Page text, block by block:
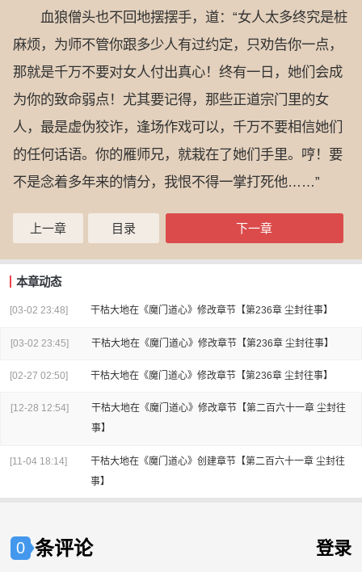
血狼僧头也不回地摆摆手，道：“女人太多终究是桩
麻烦，为师不管你跟多少人有过约定，只劝告你一点，
那就是千万不要对女人付出真心！终有一日，她们会成
为你的致命弱点！尤其要记得，那些正道宗门里的女
人，最是虚伪狡诈，逢场作戏可以，千万不要相信她们
的任何话语。你的雁师兄，就栽在了她们手里。哼！要
不是念着多年来的情分，我恨不得一掌打死他……”
上一章 目录 下一章
本章动态
[03-02 23:48] 干枯大地在 《魔门道心》 修改章节 【第236章 尘封往事】
[03-02 23:45] 干枯大地在 《魔门道心》 修改章节 【第236章 尘封往事】
[02-27 02:50] 干枯大地在 《魔门道心》 修改章节 【第236章 尘封往事】
[12-28 12:54] 干枯大地在 《魔门道心》 修改章节 【第二百六十一章 尘封往
事】
[11-04 18:14] 干枯大地在 《魔门道心》 创建章节 【第二百六十一章 尘封往
事】
0 条评论 登录